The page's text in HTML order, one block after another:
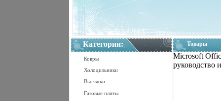
Категории:
Ковры
Холодильники
Вытяжки
Газовые плиты
Товары
Microsoft
руководство